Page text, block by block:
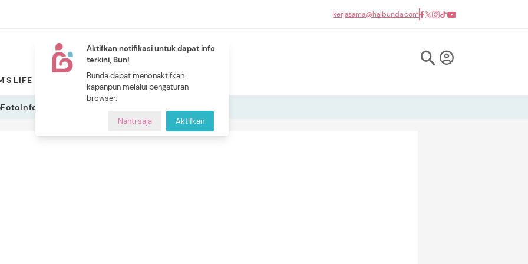
Aktifkan notifikasi untuk dapat info
terkini, Bun!
Bunda dapat menonaktifkan
kapanpun melalui pengaturan
browser.
Nanti saja Aktifkan
kerjasama@haibunda.com
LIFE PILIHAN BUNDA
NEW
CERITA BUNDA
FotoInfografis